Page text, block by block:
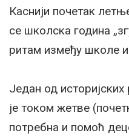
Каснији почетак
се школска година
ритам између школе
Један од историјских
је током жетве
потребна и помоћ